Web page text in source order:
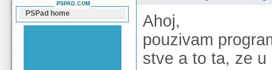
Ahoj,
pouzivam
stve a to ta, ze
PSPAD.COM
PSPad home